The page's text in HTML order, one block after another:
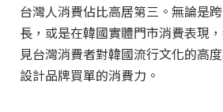
台灣人消費佔比高居第三。無論是
長，或是在韓國實體門市消費表現
見台灣消費者對韓國流行文化的高
設計品牌買單的消費力。